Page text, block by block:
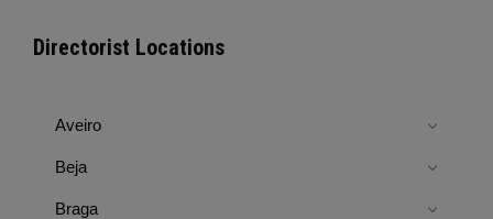
Directorist Locations
Aveiro
Beja
Braga